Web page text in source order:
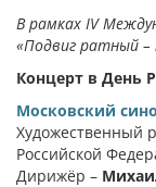
В рамках IV
«Подвиг ратный –
Концерт в День
Московский
Художественный
Российской
Дирижёр –